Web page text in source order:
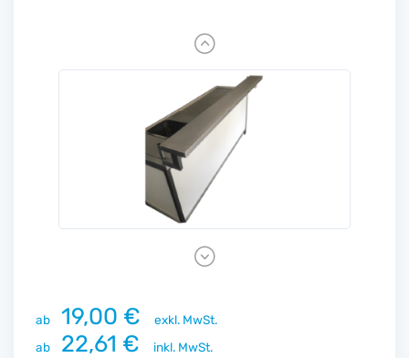
Previous
Next
ab 19,00 €
exkl. MwSt.
ab
22,61 € inkl. MwSt.